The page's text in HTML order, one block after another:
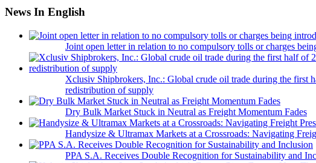
News In English
Joint open letter in relation to no compulsory tolls or charges
Xclusiv Shipbrokers, Inc.: Global crude oil trade during the first
redistribution of supply
Dry Bulk Market Stuck in Neutral as Freight Momentum Fades
Handysize & Ultramax Markets at a Crossroads: Navigating
PPA S.A. Receives Double Recognition for Sustainability and